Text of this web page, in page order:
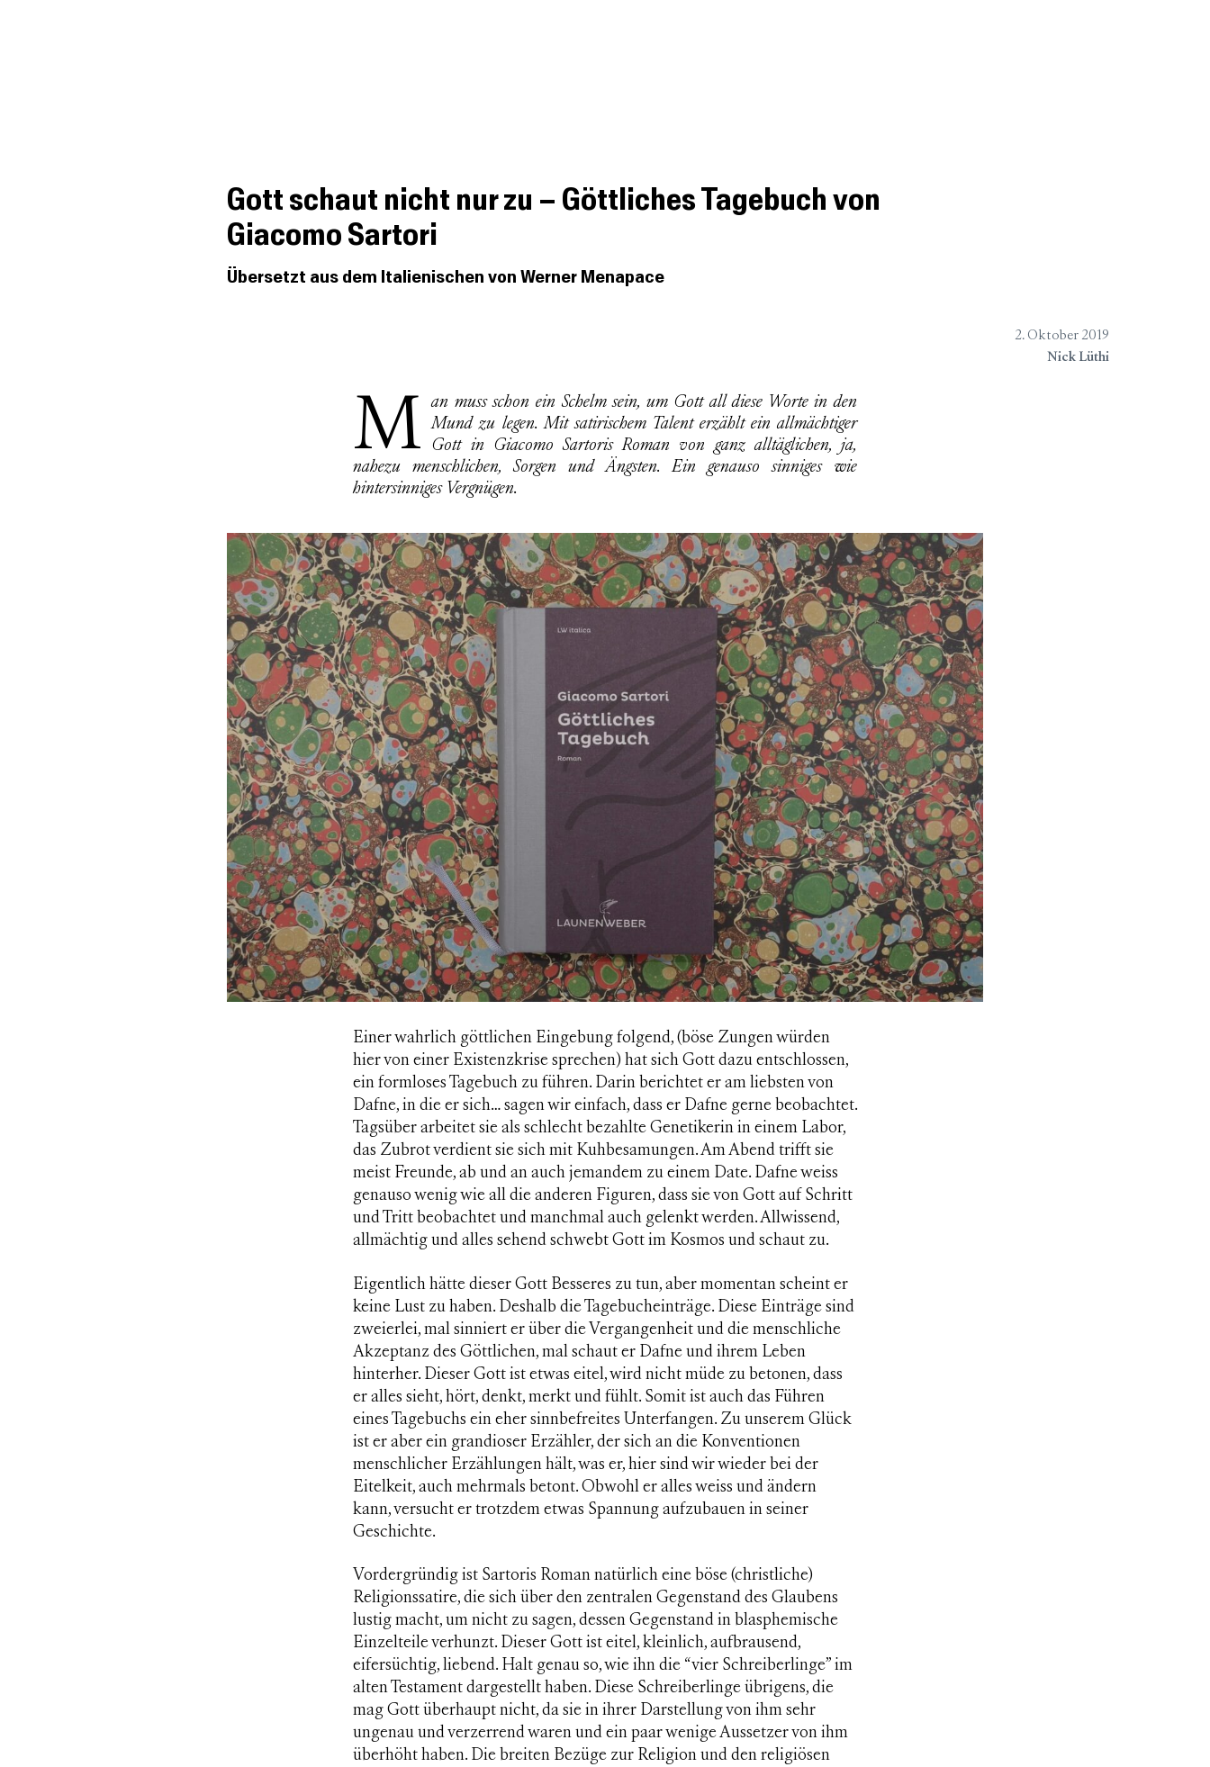
Gott schaut nicht nur zu – Göttliches Tagebuch von
Giacomo Sartori
Übersetzt aus dem Italienischen von Werner Menapace
2. Oktober 2019
Nick Lüthi
Man muss schon ein Schelm sein, um Gott all diese Worte in den
Mund zu legen. Mit satirischem Talent erzählt ein allmächtiger
Gott in Giacomo Sartoris Roman von ganz alltäglichen, ja,
nahezu menschlichen, Sorgen und Ängsten. Ein genauso sinniges wie
hintersinniges Vergnügen.
Einer wahrlich göttlichen Eingebung folgend, (böse Zungen würden
hier von einer Existenzkrise sprechen) hat sich Gott dazu entschlossen,
ein formloses Tagebuch zu führen. Darin berichtet er am liebsten von
Dafne, in die er sich… sagen wir einfach, dass er Dafne gerne beobachtet.
Tagsüber arbeitet sie als schlecht bezahlte Genetikerin in einem Labor,
das Zubrot verdient sie sich mit Kuhbesamungen. Am Abend trifft sie
meist Freunde, ab und an auch jemandem zu einem Date. Dafne weiss
genauso wenig wie all die anderen Figuren, dass sie von Gott auf Schritt
und Tritt beobachtet und manchmal auch gelenkt werden. Allwissend,
allmächtig und alles sehend schwebt Gott im Kosmos und schaut zu.
Eigentlich hätte dieser Gott Besseres zu tun, aber momentan scheint er
keine Lust zu haben. Deshalb die Tagebucheinträge. Diese Einträge sind
zweierlei, mal sinniert er über die Vergangenheit und die menschliche
Akzeptanz des Göttlichen, mal schaut er Dafne und ihrem Leben
hinterher. Dieser Gott ist etwas eitel, wird nicht müde zu betonen, dass
er alles sieht, hört, denkt, merkt und fühlt. Somit ist auch das Führen
eines Tagebuchs ein eher sinnbefreites Unterfangen. Zu unserem Glück
ist er aber ein grandioser Erzähler, der sich an die Konventionen
menschlicher Erzählungen hält, was er, hier sind wir wieder bei der
Eitelkeit, auch mehrmals betont. Obwohl er alles weiss und ändern
kann, versucht er trotzdem etwas Spannung aufzubauen in seiner
Geschichte.
Vordergründig ist Sartoris Roman natürlich eine böse (christliche)
Religionssatire, die sich über den zentralen Gegenstand des Glaubens
lustig macht, um nicht zu sagen, dessen Gegenstand in blasphemische
Einzelteile verhunzt. Dieser Gott ist eitel, kleinlich, aufbrausend,
eifersüchtig, liebend. Halt genau so, wie ihn die “vier Schreiberlinge” im
alten Testament dargestellt haben. Diese Schreiberlinge übrigens, die
mag Gott überhaupt nicht, da sie in ihrer Darstellung von ihm sehr
ungenau und verzerrend waren und ein paar wenige Aussetzer von ihm
überhöht haben. Die breiten Bezüge zur Religion und den religiösen